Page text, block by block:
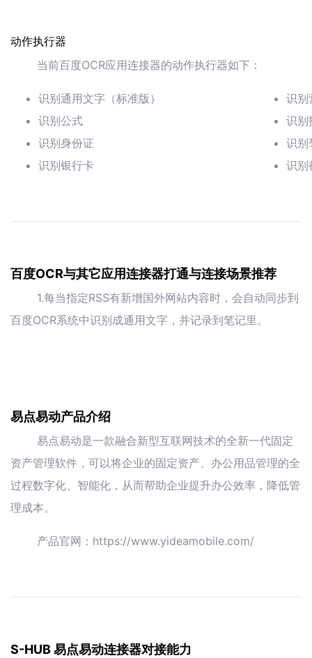
动作执行器
当前百度OCR应用连接器的动作执行器如下：
识别通用文字（标准版）
识别公式
识别身份证
识别银行卡
识别
识别
识别
识别
百度OCR与其它应用连接器打通与连接场景推荐
1.每当指定RSS有新增国外网站内容时，会自动同步到
百度OCR系统中识别成通用文字，并记录到笔记里。
易点易动产品介绍
易点易动是一款融合新型互联网技术的全新一代固定
资产管理软件，可以将企业的固定资产、办公用品管理的全
过程数字化、智能化，从而帮助企业提升办公效率，降低管
理成本。
产品官网：https://www.yideamobile.com/
S-HUB 易点易动连接器对接能力